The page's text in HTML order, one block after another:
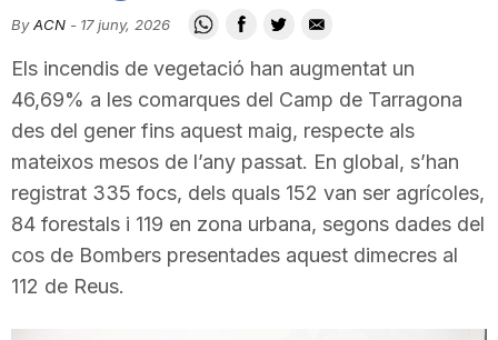
i
u
t
a
By ACN - 17 juny, 2026
Els incendis de vegetació han augmentat un
46,69% a les comarques del Camp de Tarragona
des del gener fins aquest maig, respecte als
mateixos mesos de l’any passat. En global, s’han
registrat 335 focs, dels quals 152 van ser agrícoles,
84 forestals i 119 en zona urbana, segons dades del
cos de Bombers presentades aquest dimecres al
112 de Reus.